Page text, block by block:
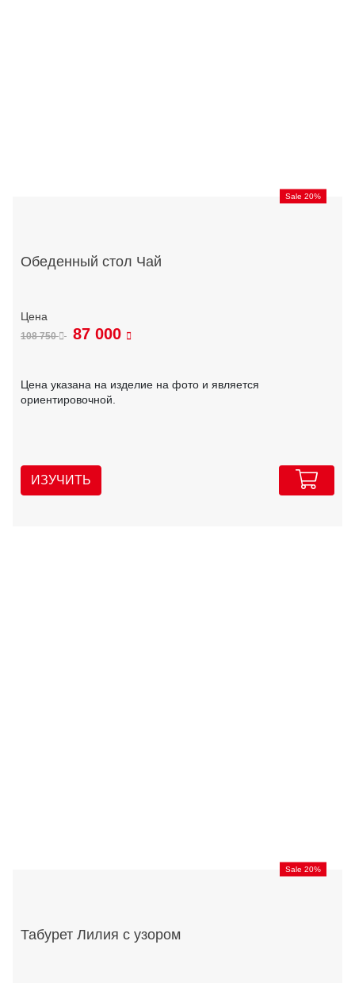
Sale 20%
Обеденный стол Чай
108 750 87 000
Цена указана на изделие на фото и является
ориентировочной.
ИЗУЧИТЬ
Sale 20%
Табурет Лилия с узором